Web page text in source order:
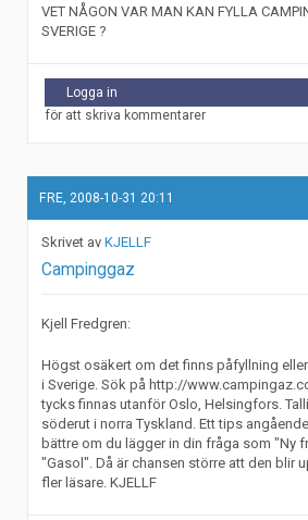
VET NÅGON VAR MAN KAN FYLLA
SVERIGE ?
Logga in
för att skriva kommentarer
FRE, 2008-10-31 20:11
KJELLF
Campinggaz
Kjell Fredgren:
Högst osäkert om det finns påfyllning
i Sverige. Sök på http://
tycks finnas utanför Oslo, Helsingfors.
söderut i norra Tyskland. Ett tips
bättre om du lägger in din fråga som "Ny
"Gasol". Då är chansen större att den blir
fler läsare. KJELLF